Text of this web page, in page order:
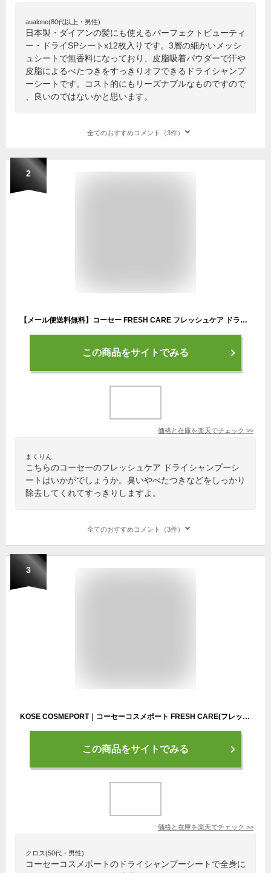
aualone(80代以上・男性)
日本製・ダイアンの髪にも使えるパーフェクトビューティ
ー・ドライSPシートx12枚入りです。3層の細かいメッシ
ュシートで無香料になっており、皮脂吸着パウダーで汗や
皮脂によるべたつきをすっきりオフできるドライシャンプ
ーシートです。コスト的にもリーズナブルなものですので
、良いのではないかと思います。
全てのおすすめコメント（3件）
2
【メール便送料無料】コーセー FRESH CARE フレッシュケア ドライシャンプーシート 10枚入 1個
この商品をサイトでみる
価格と在庫を楽天でチェック >>
まくりん
こちらのコーセーのフレッシュケア ドライシャンプーシ
ートはいかがでしょうか。臭いやべたつきなどをしっかり
除去してくれてすっきりしますよ。
全てのおすすめコメント（3件）
3
KOSE COSMEPORT｜コーセーコスメポート FRESH CARE(フレッシュケア)ドライシャンプーシート(10枚)［ボディシート］
この商品をサイトでみる
価格と在庫を楽天でチェック >>
クロス(50代・男性)
コーセーコスメポートのドライシャンプーシートで全身に